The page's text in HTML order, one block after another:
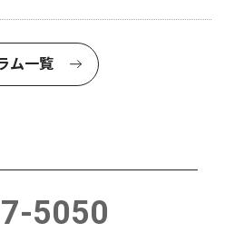
ム一覧
5050